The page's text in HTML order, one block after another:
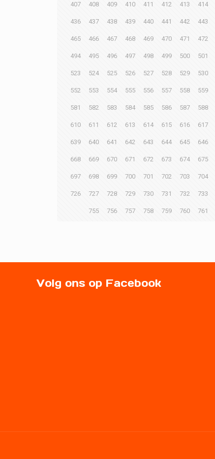
407 408 409 410 411 412 413 414
436 437 438 439 440 441 442 443
465 466 467 468 469 470 471 472
494 495 496 497 498 499 500 501
523 524 525 526 527 528 529 530
552 553 554 555 556 557 558 559
581 582 583 584 585 586 587 588
610 611 612 613 614 615 616 617
639 640 641 642 643 644 645 646
668 669 670 671 672 673 674 675
697 698 699 700 701 702 703 704
726 727 728 729 730 731 732 733
755 756 757 758 759 760 761
Volg ons op Facebook